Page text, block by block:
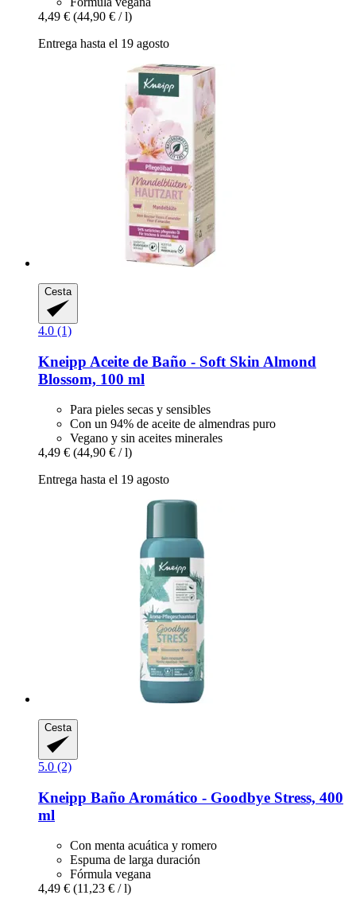
4,49 € (44,90 € / l)
Entrega hasta el 19 agosto
Cesta
4.0 (1)
Kneipp Aceite de Baño -​ Soft Skin Almond
Blossom, 100 ml
Para pieles secas y sensibles
Con un 94% de aceite de almendras puro
Vegano y sin aceites minerales
4,49 € (44,90 € / l)
Entrega hasta el 19 agosto
Cesta
5.0 (2)
Kneipp Baño Aromático -​ Goodbye Stress, 400
ml
Con menta acuática y romero
Espuma de larga duración
Fórmula vegana
4,49 € (11,23 € / l)